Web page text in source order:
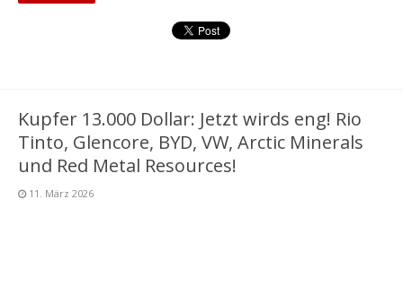
Kupfer 13.000 Dollar: Jetzt wirds eng! Rio
Tinto, Glencore, BYD, VW, Arctic Minerals
und Red Metal Resources!
11. März 2026